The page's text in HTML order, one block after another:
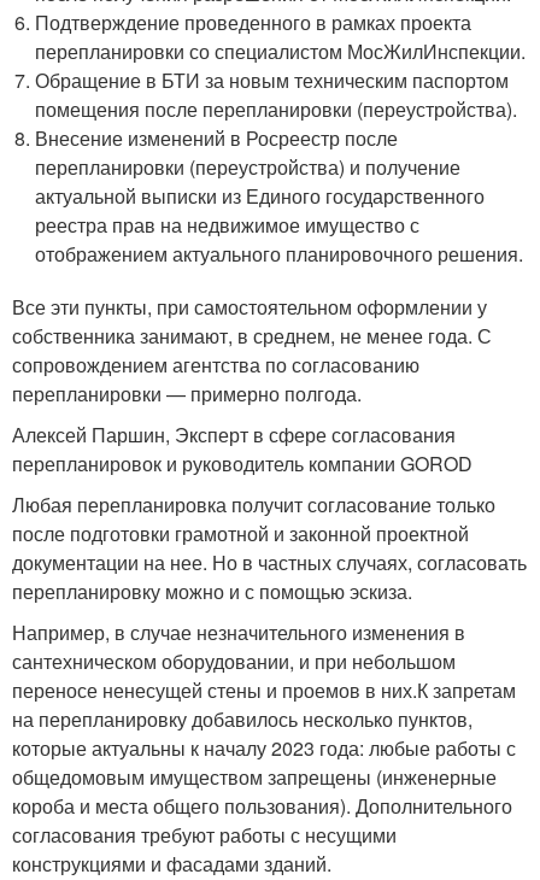
Подтверждение проведенного в рамках проекта
перепланировки со специалистом МосЖилИнспекции.
Обращение в БТИ за новым техническим паспортом
помещения после перепланировки (переустройства).
Внесение изменений в Росреестр после
перепланировки (переустройства) и получение
актуальной выписки из Единого государственного
реестра прав на недвижимое имущество с
отображением актуального планировочного решения.
Все эти пункты, при самостоятельном оформлении у
собственника занимают, в среднем, не менее года. С
сопровождением агентства по согласованию
перепланировки — примерно полгода.
Алексей Паршин, Эксперт в сфере согласования
перепланировок и руководитель компании GOROD
Любая перепланировка получит согласование только
после подготовки грамотной и законной проектной
документации на нее. Но в частных случаях, согласовать
перепланировку можно и с помощью эскиза.
Например, в случае незначительного изменения в
сантехническом оборудовании, и при небольшом
переносе ненесущей стены и проемов в них.К запретам
на перепланировку добавилось несколько пунктов,
которые актуальны к началу 2023 года: любые работы с
общедомовым имуществом запрещены (инженерные
короба и места общего пользования). Дополнительного
согласования требуют работы с несущими
конструкциями и фасадами зданий.